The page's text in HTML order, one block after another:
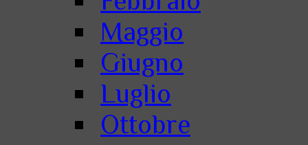
Maggio
Giugno
Luglio
Ottobre